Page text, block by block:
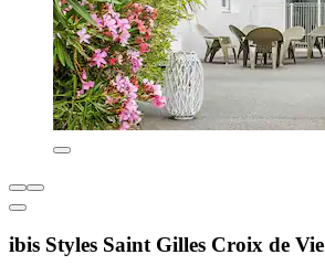
ibis Styles Saint Gilles Croix de Vie